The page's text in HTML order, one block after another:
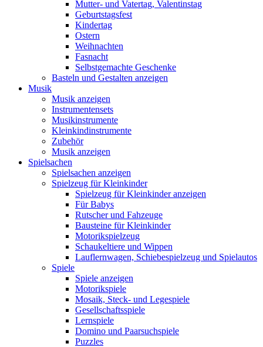
Mutter- und Vatertag, Valentinstag
Geburtstagsfest
Kindertag
Ostern
Weihnachten
Fasnacht
Selbstgemachte Geschenke
Basteln und Gestalten anzeigen
Musik
Musik anzeigen
Instrumentensets
Musikinstrumente
Kleinkindinstrumente
Zubehör
Musik anzeigen
Spielsachen
Spielsachen anzeigen
Spielzeug für Kleinkinder
Spielzeug für Kleinkinder anzeigen
Für Babys
Rutscher und Fahzeuge
Bausteine für Kleinkinder
Motorikspielzeug
Schaukeltiere und Wippen
Lauflernwagen, Schiebespielzeug und Spielautos
Spiele
Spiele anzeigen
Motorikspiele
Mosaik, Steck- und Legespiele
Gesellschaftsspiele
Lernspiele
Domino und Paarsuchspiele
Puzzles